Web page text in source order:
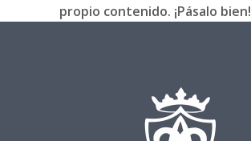
propio contenido. ¡Pásalo bien!